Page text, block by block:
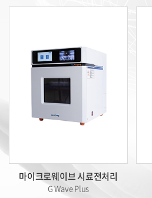
마이크로웨이브 시료전처리
G Wave Plus